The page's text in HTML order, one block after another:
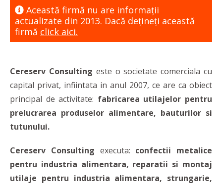
Această firmă nu are informaţii
actualizate din 2013. Dacă dețineți această
firmă click aici.
Cereserv Consulting este o societate comerciala cu
capital privat, infiintata in anul 2007, ce are ca obiect
principal de activitate: fabricarea utilajelor pentru
prelucrarea produselor alimentare, bauturilor si
tutunului.
Cereserv Consulting executa: confectii metalice
pentru industria alimentara, reparatii si montaj
utilaje pentru industria alimentara, strungarie,